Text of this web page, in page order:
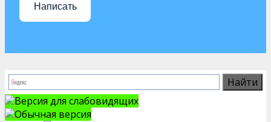
Написать
Версия для слабовидящих
Обычная версия